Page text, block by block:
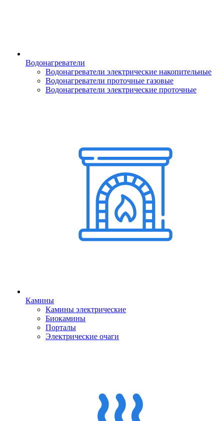
Водонагреватели
Водонагреватели электрические накопительные
Водонагреватели проточные газовые
Водонагреватели электрические проточные
Камины
Камины электрические
Биокамины
Порталы
Электрические очаги